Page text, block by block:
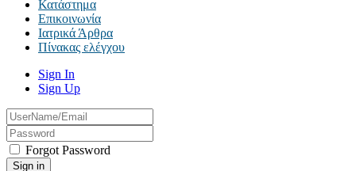
Κατάστημα
Επικοινωνία
Ιατρικά Άρθρα
Πίνακας ελέγχου
Sign In
Sign Up
Forgot Password